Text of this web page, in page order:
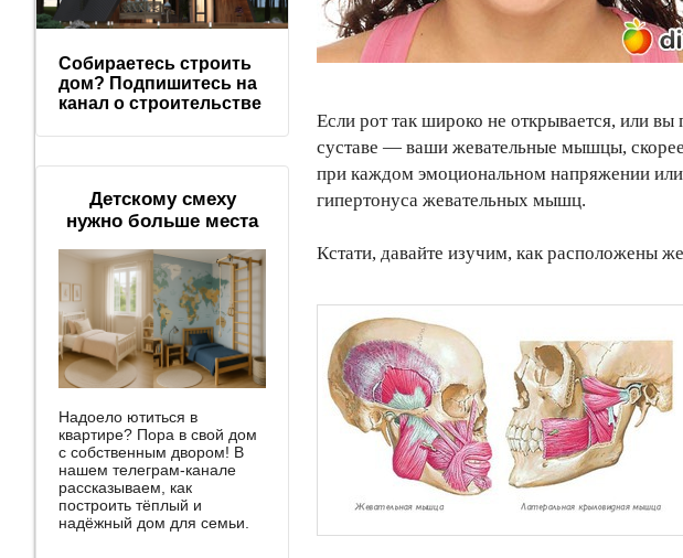
Если рот так широко не открывается, или
суставе — ваши жевательные мышцы,
при каждом эмоциональном напряжении
гипертонуса жевательных мышц.
Кстати, давайте изучим, как расположены
Собираетесь строить
дом? Подпишитесь на
канал о строительстве
Детскому смеху
нужно больше места
Надоело ютиться в
квартире? Пора в свой дом
с собственным двором! В
нашем телеграм-канале
рассказываем, как
построить тёплый и
надёжный дом для семьи.